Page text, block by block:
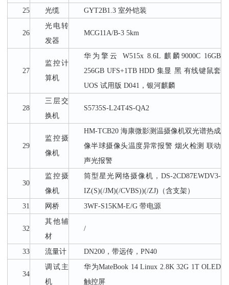
25 光缆 GYT2B1.3 室外铠装
26
光电转
发器
MCG11A/B-3 5km
27
监控计
算机
华为擎云
W515x 8.6L 麒麟9000C 16GB
256GB UFS+1TB HDD 集显 黑 有线键鼠套
UOS 试用版 D041，银河麒麟
28
三层交
换机
S5735S-L24T4S-QA2
29
监控摄
像机
HM-TCB20 海康微影测温摄像机双光谱热成
像半球摄像头温度异常报警 烟火检测 联动
声光报警
30
监控摄
像机
筒型星光网络摄像机，DS-2CD87EWDV3-
IZ(S)(/JM)(/CVBS))(/ZJ)（含支架）
31
网桥 3WF-S15KM-E/G 带电源
32
其他辅
材
/
33 流量计 DN200，带远传，PN40
34
调试主
机
华为MateBook 14 Linux 2.8K 32G 1T OLED
触控屏